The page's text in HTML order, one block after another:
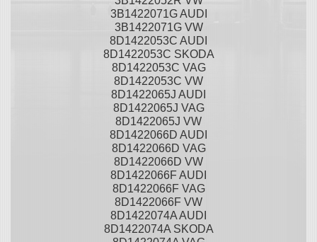
3B1422071G AUDI
3B1422071G VW
8D1422053C AUDI
8D1422053C SKODA
8D1422053C VAG
8D1422053C VW
8D1422065J AUDI
8D1422065J VAG
8D1422065J VW
8D1422066D AUDI
8D1422066D VAG
8D1422066D VW
8D1422066F AUDI
8D1422066F VAG
8D1422066F VW
8D1422074A AUDI
8D1422074A SKODA